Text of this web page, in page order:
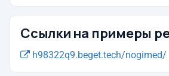
Ссылки на примеры
h98322q9.beget.tech/nogimed/